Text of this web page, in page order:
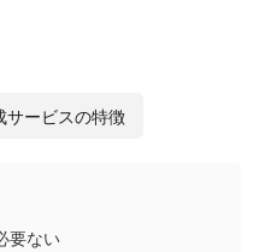
サービスの特徴
要ない